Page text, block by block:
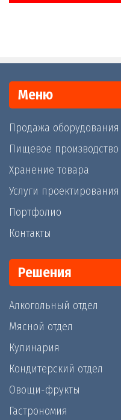
Меню
Продажа оборудования
Пищевое производство
Хранение товара
Услуги проектирования
Портфолио
Контакты
Решения
Алкогольный отдел
Мясной отдел
Кулинария
Кондитерский отдел
Овощи-фрукты
Гастрономия